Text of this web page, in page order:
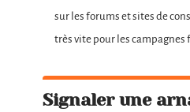
sur les forums et sites de
très vite pour les campagnes
Signaler une